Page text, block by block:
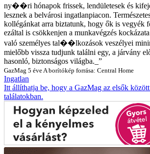
ny��ri hónapok frissek, lendületesek és
lesznek a belvárosi ingatlanpiacon.
kollégánkat arra biztatunk, hogy ők is vegyék
ezáltal is csökkenjen a munkavégzés
való személyes tal��lkozások veszélyei
mielőbb vissza tudjunk találni egy, a járvány
hasonló, biztonságos világba._”
GazMag 5 éve A borítókép forrása: Central Home
Ingatlan
Itt állíthatja be, hogy a GazMag az elsők
találatokban.